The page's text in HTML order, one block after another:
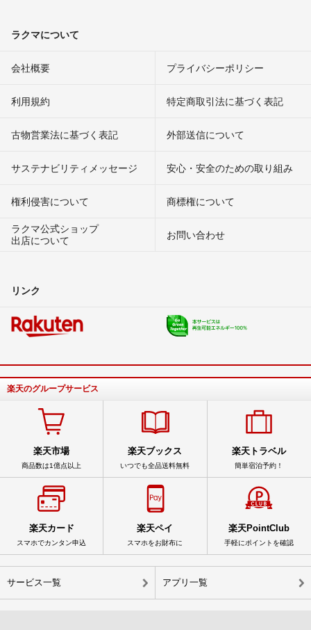
ラクマについて
会社概要 プライバシーポリシー
利用規約 特定商取引法に基づく表記
古物営業法に基づく表記 外部送信について
サステナビリティメッセージ 安心・安全のための取り組み
権利侵害について
商標権について
ラクマ公式ショップ
出店について
お問い合わせ
リンク
楽天のグループサービス
楽天市場
商品数は1億点以上
楽天ブックス
いつでも全品送料無料
楽天トラベル
簡単宿泊予約！
楽天カード
スマホでカンタン申込
楽天ペイ
スマホをお財布に
楽天PointClub
手軽にポイントを確認
サービス一覧 アプリ一覧